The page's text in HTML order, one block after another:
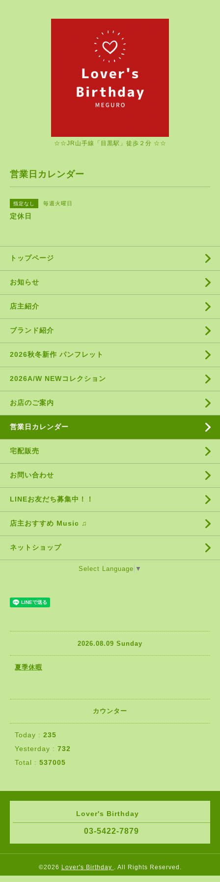
☆☆JR山手線「目黒駅」徒歩２分 ☆☆
営業日カレンダー
指定なし 毎週火曜日
定休日
トップページ
お知らせ
店主紹介
ブランド紹介
2026秋冬新作 パンフレット
2026A/W NEWコレクション
お店のご案内
営業日カレンダー
宅配販売
お問い合わせ
LINEお友だち募集中！！
店主おすすめ Music ♫
ネットショップ
Select Language ▼
2026.08.09 Sunday
夏季休暇
カウンター
Today : 235
Yesterday : 732
Total : 537005
Lover's Birthday
03-5422-7879
©2026 Lover's Birthday . All Rights Reserved.